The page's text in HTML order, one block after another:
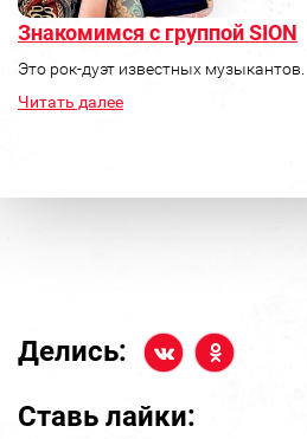
Знакомимся с группой SION
Это рок-дуэт известных музыкантов.
Читать далее
Делись:
Ставь лайки: